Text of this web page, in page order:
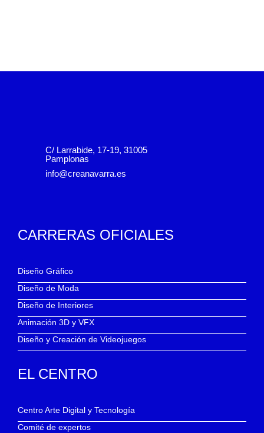
C/ Larrabide, 17-19, 31005
Pamplonas
info@creanavarra.es
CARRERAS OFICIALES
Diseño Gráfico
Diseño de Moda
Diseño de Interiores
Animación 3D y VFX
Diseño y Creación de Videojuegos
EL CENTRO
Centro Arte Digital y Tecnología
Comité de expertos